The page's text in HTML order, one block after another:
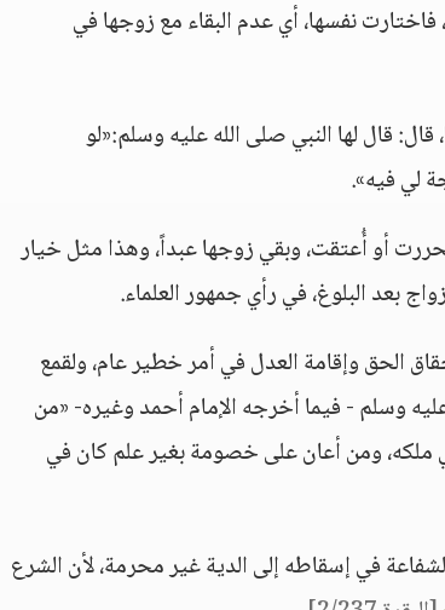
نفسها، أي عدم البقاء مع زوجها في
قال لها النبي صلى الله عليه وسلم:«لو
لي فيه».
أو أُعتقت، وبقي زوجها عبداً، وهذا مثل خيار
بعد البلوغ، في رأي جمهور العلماء.
الحق وإقامة العدل في أمر خطير عام، ولقمع
وسلم - فيما أخرجه الإمام أحمد وغيره- «من
ملكه، ومن أعان على خصومة بغير علم كان في
في إسقاطه إلى الدية غير محرمة، لأن الشرع